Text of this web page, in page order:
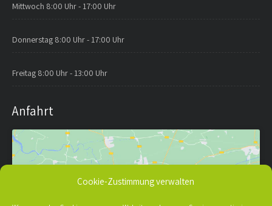
Cookie-Zustimmung verwalten
Mittwoch 8:00 Uhr - 17:00 Uhr
Donnerstag 8:00 Uhr - 17:00 Uhr
Freitag 8:00 Uhr - 13:00 Uhr
Anfahrt